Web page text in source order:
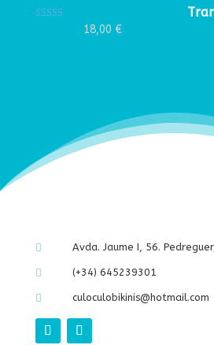
Valorado con18,00 €
 Avda. Jaume I, 56.
 (+34) 645239301
 culoculobikinis@hotmail.com